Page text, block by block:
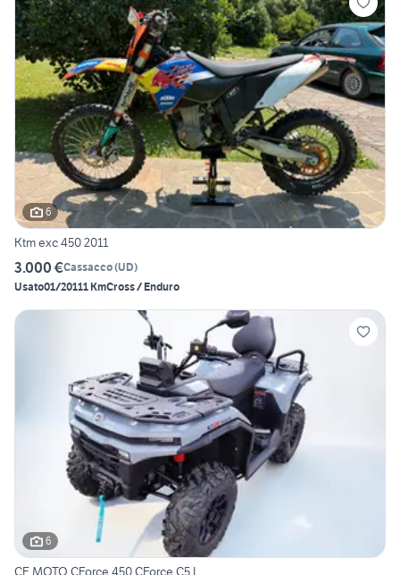
6
Ktm exc 450 2011
3.000 €Cassacco(UD)
Usato01/20111 KmCross / Enduro
6
CF MOTO CForce 450 CForce C5 L